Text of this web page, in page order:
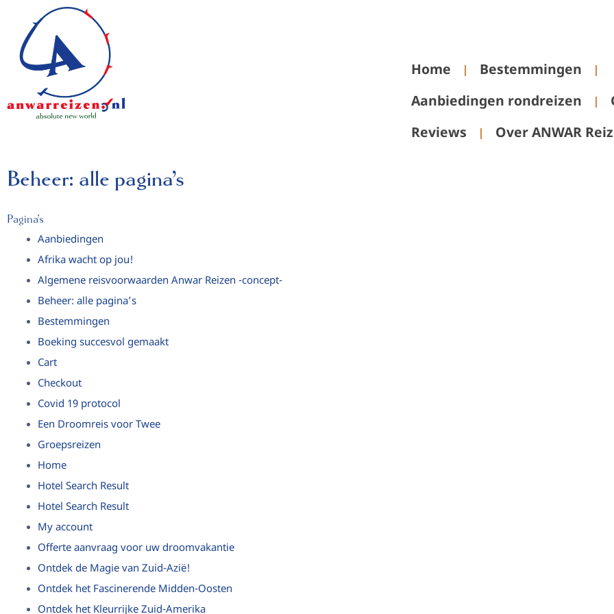
inhoud
Home
Bestemmingen
Aanbiedingen rondreizen
Reviews
Over ANWAR
Beheer: alle pagina’s
Pagina’s
Aanbiedingen
Afrika wacht op jou!
Algemene reisvoorwaarden Anwar Reizen -concept-
Beheer: alle pagina’s
Bestemmingen
Boeking succesvol gemaakt
Cart
Checkout
Covid 19 protocol
Een Droomreis voor Twee
Groepsreizen
Home
Hotel Search Result
Hotel Search Result
My account
Offerte aanvraag voor uw droomvakantie
Ontdek de Magie van Zuid-Azië!
Ontdek het Fascinerende Midden-Oosten
Ontdek het Kleurrijke Zuid-Amerika